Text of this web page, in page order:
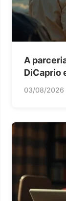
A
DiCaprio
03/08/2026